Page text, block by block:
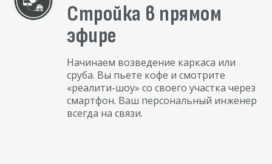
Стройка в прямом
эфире
Начинаем возведение каркаса или
сруба. Вы пьете кофе и смотрите
«реалити-шоу» со своего участка через
смартфон. Ваш персональный инженер
всегда на связи.